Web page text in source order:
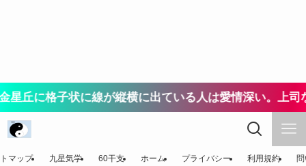
子状に線が縦横に出ている人は愛情深い。上司なら配
マップ 九星気学 60干支 ホーム プライバシー 利用規約